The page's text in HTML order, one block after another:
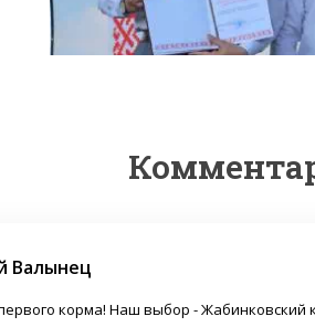
Валынец
корма! Наш выбор - Жабинковский